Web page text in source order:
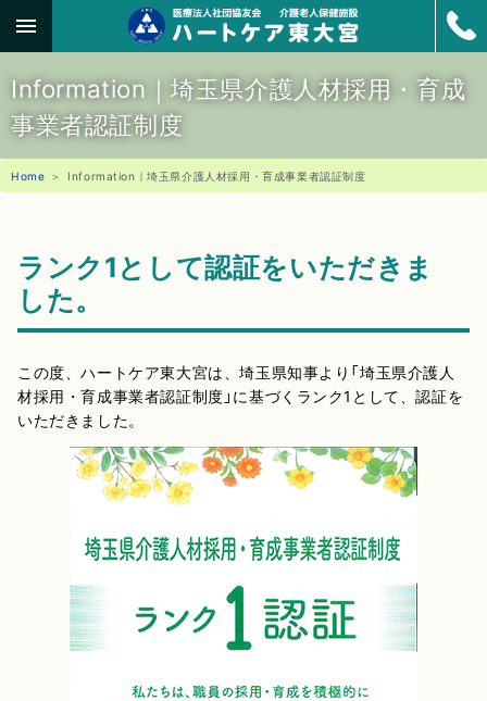
Information｜埼玉県介護人材採用・育成
事業者認証制度
Home Information｜埼玉県介護人材採用・育成事業者認証制度
ランク1として認証をいただきま
した。
この度、ハートケア東大宮は、埼玉県知事より「埼玉県介護人
材採用・育成事業者認証制度」に基づくランク1として、認証を
いただきました。